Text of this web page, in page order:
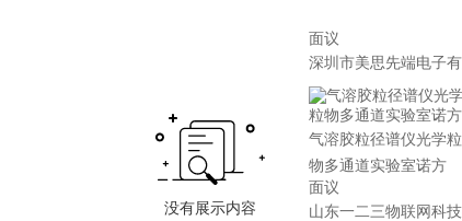
面议
深圳市美思先端电子
气溶胶粒径谱仪光学
物多通道实验室诺方
面议
山东一二三物联网科